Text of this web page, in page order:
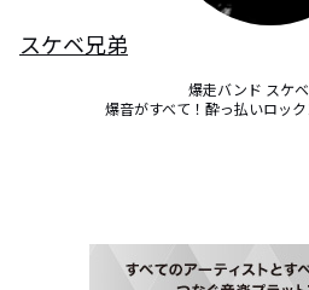
スケベ兄弟
爆走バンド スケベ
爆音がすべて！酔っ払いロッ